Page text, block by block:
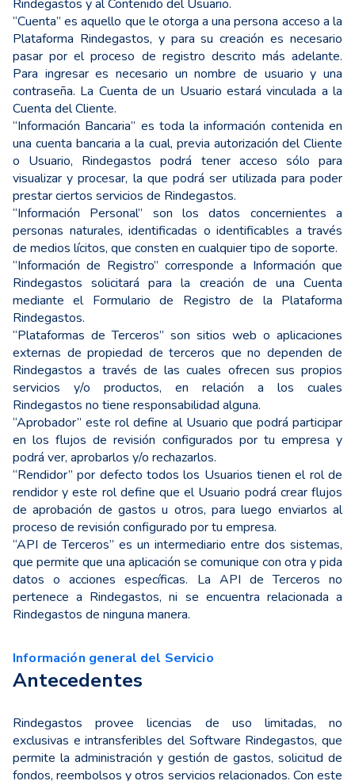
Rindegastos y al Contenido del Usuario.
“Cuenta” es aquello que le otorga a una persona acceso a la
Plataforma Rindegastos, y para su creación es necesario
pasar por el proceso de registro descrito más adelante.
Para ingresar es necesario un nombre de usuario y una
contraseña. La Cuenta de un Usuario estará vinculada a la
Cuenta del Cliente.
“Información Bancaria” es toda la información contenida en
una cuenta bancaria a la cual, previa autorización del Cliente
o Usuario, Rindegastos podrá tener acceso sólo para
visualizar y procesar, la que podrá ser utilizada para poder
prestar ciertos servicios de Rindegastos.
“Información Personal” son los datos concernientes a
personas naturales, identificadas o identificables a través
de medios lícitos, que consten en cualquier tipo de soporte.
“Información de Registro” corresponde a Información que
Rindegastos solicitará para la creación de una Cuenta
mediante el Formulario de Registro de la Plataforma
Rindegastos.
“Plataformas de Terceros” son sitios web o aplicaciones
externas de propiedad de terceros que no dependen de
Rindegastos a través de las cuales ofrecen sus propios
servicios y/o productos, en relación a los cuales
Rindegastos no tiene responsabilidad alguna.
“Aprobador” este rol define al Usuario que podrá participar
en los flujos de revisión configurados por tu empresa y
podrá ver, aprobarlos y/o rechazarlos.
“Rendidor” por defecto todos los Usuarios tienen el rol de
rendidor y este rol define que el Usuario podrá crear flujos
de aprobación de gastos u otros, para luego enviarlos al
proceso de revisión configurado por tu empresa.
“API de Terceros” es un intermediario entre dos sistemas,
que permite que una aplicación se comunique con otra y pida
datos o acciones específicas. La API de Terceros no
pertenece a Rindegastos, ni se encuentra relacionada a
Rindegastos de ninguna manera.
Información general del Servicio
Antecedentes
Rindegastos provee licencias de uso limitadas, no
exclusivas e intransferibles del Software Rindegastos, que
permite la administración y gestión de gastos, solicitud de
fondos, reembolsos y otros servicios relacionados. Con este